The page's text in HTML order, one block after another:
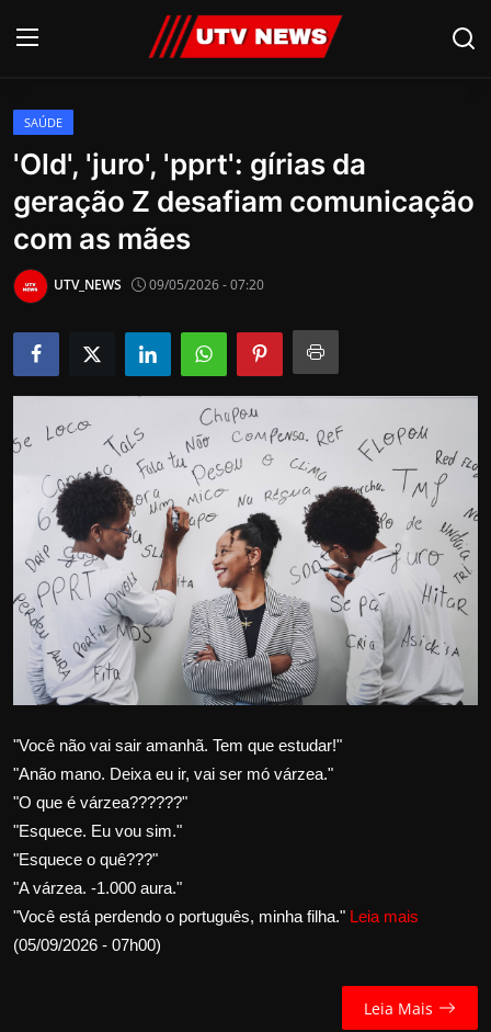
AO VIVO
PIRACICABA
CAMPINAS
LIMEIRA
ESPIRITO SANTO
Internacional
APOIE
Educação
Justiça
Saúde
Esportes
Fama e TV
FALE CONOSCO
SAÚDE
'Old', 'juro', 'pprt': gírias da
geração Z desafiam comunicação
com as mães
UTV_NEWS 09/05/2026 - 07:20
"Você não vai sair amanhã. Tem que estudar!"
"Anão mano. Deixa eu ir, vai ser mó várzea."
"O que é várzea??????"
"Esquece. Eu vou sim."
"Esquece o quê???"
"A várzea. -1.000 aura."
"Você está perdendo o português, minha filha." Leia mais
(05/09/2026 - 07h00)
Leia Mais